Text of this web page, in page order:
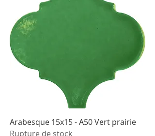
Arabesque 15x15 - A50 Vert prairie
Rupture de stock